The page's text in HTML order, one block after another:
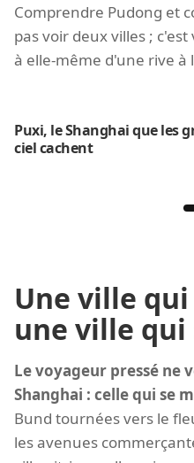
Comprendre Pudong et
pas voir deux villes ;
à elle-même d'une rive à
Puxi, le Shanghai que les
ciel cachent
Une ville
une ville qui
Le voyageur pressé ne
Shanghai : celle qui se
Bund tournées vers le
les avenues